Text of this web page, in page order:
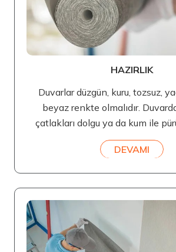
HAZIRLIK
Duvarlar düzgün, kuru, tozsuz,
beyaz renkte olmalıdır.
çatlakları dolgu ya da kum ile
DEVAMI